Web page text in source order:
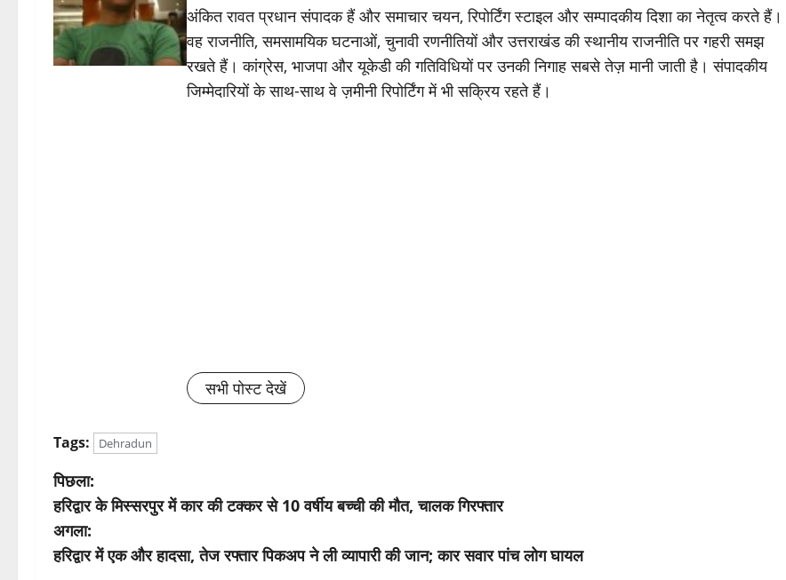
अंकित रावत प्रधान संपादक हैं और समाचार चयन, रिपोर्टिंग स्टाइल और सम्पादकीय दिशा का नेतृत्व करते हैं।
वह राजनीति, समसामयिक घटनाओं, चुनावी रणनीतियों और उत्तराखंड की स्थानीय राजनीति पर गहरी समझ
रखते हैं। कांग्रेस, भाजपा और यूकेडी की गतिविधियों पर उनकी निगाह सबसे तेज़ मानी जाती है। संपादकीय
जिम्मेदारियों के साथ-साथ वे ज़मीनी रिपोर्टिंग में भी सक्रिय रहते हैं।
सभी पोस्ट देखें
Tags: Dehradun
पो
स्ट
ने
पिछला:
हरिद्वार के मिस्सरपुर में कार की टक्कर से 10 वर्षीय बच्ची की मौत, चालक गिरफ्तार
अगला:
हरिद्वार में एक और हादसा, तेज रफ्तार पिकअप ने ली व्यापारी की जान; कार सवार पांच लोग घायल